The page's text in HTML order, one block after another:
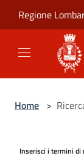
Regione
Home >
Inserisci i termini di